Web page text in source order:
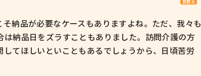
質問主
納品が必要なケースもありますよね。ただ、我々も
納品日をズラすこともありました。訪問介護の方
てほしいといこともあるでしょうから、日頃苦労